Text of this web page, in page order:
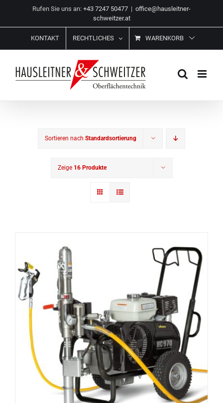
springen
Rufen Sie uns an: +43 7247 50477 | office@hausleitner-
schweitzer.at
KONTAKT RECHTLICHES WARENKORB
Sortieren nach Standardsortierung
Zeige 16 Produkte